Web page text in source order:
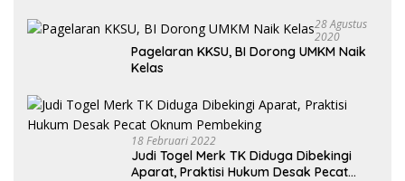
28 Agustus
2020
Pagelaran KKSU, BI Dorong UMKM Naik
Kelas
18 Februari 2022
Judi Togel Merk TK Diduga Dibekingi
Aparat, Praktisi Hukum Desak Pecat